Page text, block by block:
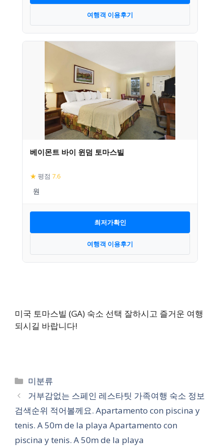
여행객 이용후기
베이몬트 바이 윈덤 토마스빌
★ 평점 7.6
최저가확인
여행객 이용후기
미국 토마스빌 (GA) 숙소 선택 잘하시고 즐거운 여행
되시길 바랍니다!
카
테
고
리
미분류
거부감없는 스페인 레스타팃 가족여행 숙소 정보
검색순위 적어볼께요. Apartamento con piscina y
tenis. A 50m de la playa Apartamento con
piscina y tenis. A 50m de la playa